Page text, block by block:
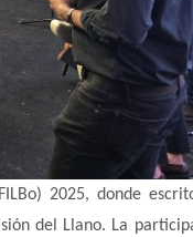
2025, donde
del Llano. La